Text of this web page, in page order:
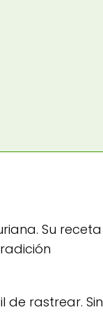
Su receta
de rastrear. Sin